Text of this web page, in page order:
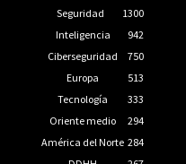
Seguridad
1300
Inteligencia
942
Ciberseguridad
750
Europa
513
Tecnología
333
Oriente medio
294
América del Norte 284